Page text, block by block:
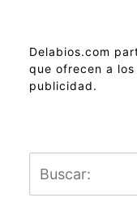
Delabios.com
que ofrecen a
publicidad.